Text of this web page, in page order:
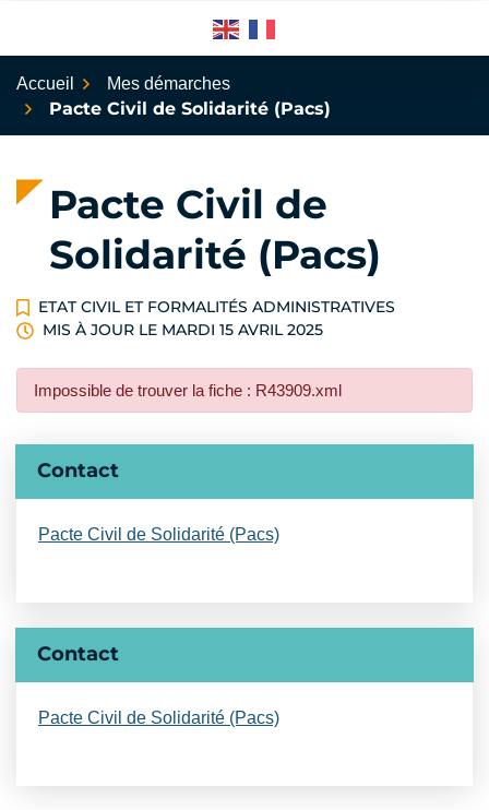
Accueil
Mes démarches
Pacte Civil de Solidarité (Pacs)
Pacte Civil de
Solidarité (Pacs)
ETAT CIVIL ET FORMALITÉS ADMINISTRATIVES
MIS À JOUR LE MARDI 15 AVRIL 2025
Impossible de trouver la fiche : R43909.xml
Informations complémentaires
Contact
Pacte Civil de Solidarité (Pacs)
Contact
Pacte Civil de Solidarité (Pacs)